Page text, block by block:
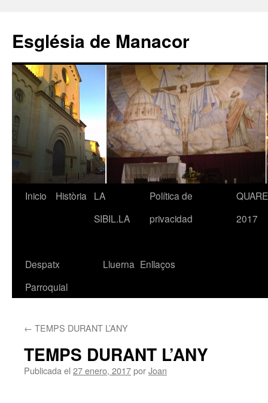
contenido
Església de Manacor
Inicio Història
LA
SIBIL.LA
Política de
privacidad
2017
Despatx
Parroquial
Lluerna Enllaços
← TEMPS DURANT L’ANY
TEMPS DURANT L’ANY
Publicada el 27 enero, 2017porJoan